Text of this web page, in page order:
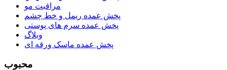
مراقبت مو
پخش عمده ریمل و خط چشم
پخش عمده سرم های پوستی
وبلاگ
پخش عمده ماسک ورقه ای
محبوب